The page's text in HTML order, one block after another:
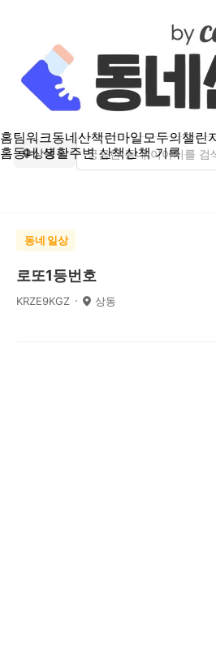
홈팀워크동네산책런마일모두의챌린
홈동네 생활주변 산책산책 기록
상동
동네 일상
로또1등번호
KRZE9KGZ 상동